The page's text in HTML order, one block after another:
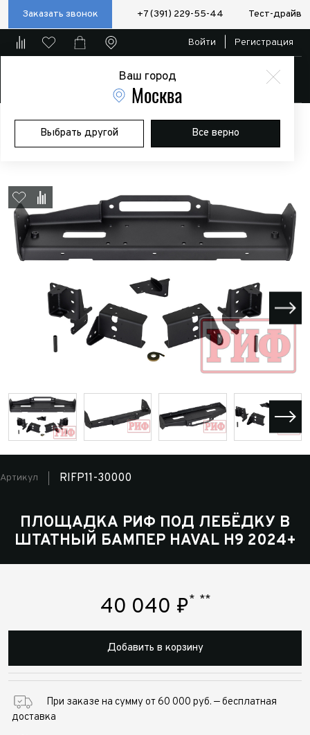
Заказать звонок +7 (391) 229-55-44 Тест-драйв
Ваш город
Москва
Выбрать другой Все верно
Войти Регистрация
Главная Магазин Дополнительное оборудование
Лебедки
Площадка РИФ под лебёдку в штатный бампер Haval H9 2024+
Артикул RIFP11-30000
ПЛОЩАДКА РИФ ПОД ЛЕБЁДКУ В
ШТАТНЫЙ БАМПЕР HAVAL H9 2024+
40 040 ₽* **
Добавить в корзину
При заказе на сумму от 60 000 руб. — бесплатная
доставка